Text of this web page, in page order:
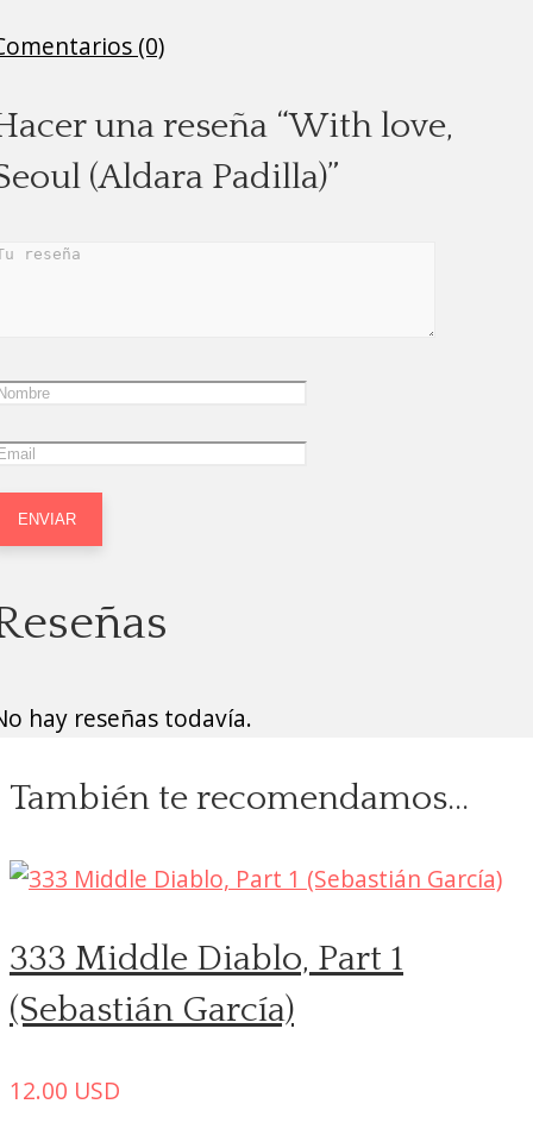
(0)
una reseña “With love,
(Aldara Padilla)”
hay reseñas todavía.
También te recomendamos…
333 Middle Diablo, Part 1
(Sebastián García)
12.00 USD